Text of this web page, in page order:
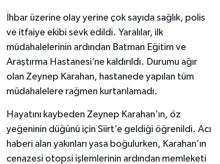
İhbar üzerine olay yerine çok sayıda sağlık, polis
ve itfaiye ekibi sevk edildi. Yaralılar, ilk
müdahalelerinin ardından Batman Eğitim ve
Araştırma Hastanesi’ne kaldırıldı. Durumu ağır
olan Zeynep Karahan, hastanede yapılan tüm
müdahalelere rağmen kurtarılamadı.
Hayatını kaybeden Zeynep Karahan’ın, öz
yeğeninin düğünü için Siirt’e geldiği öğrenildi. Acı
haberi alan yakınları yasa boğulurken, Karahan’ın
cenazesi otopsi işlemlerinin ardından memleketi